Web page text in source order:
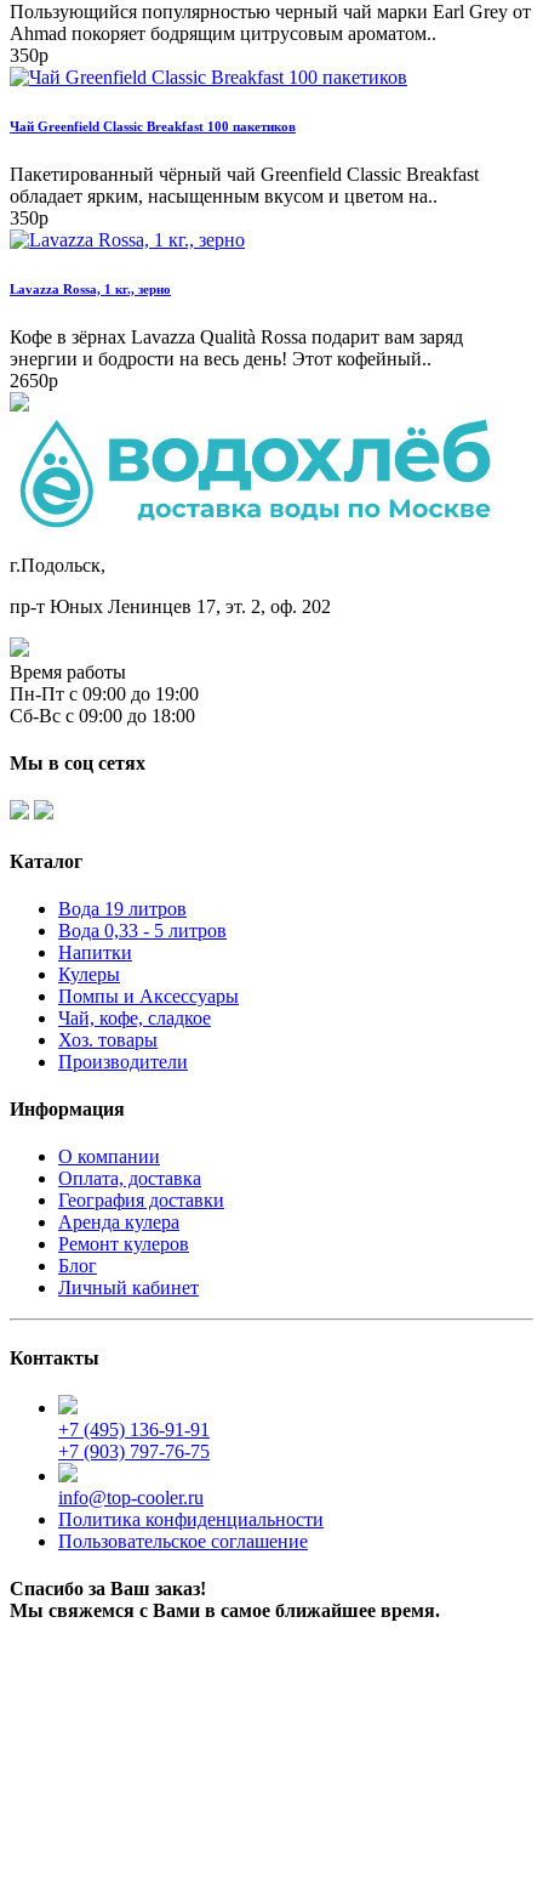
Пользующийся популярностью черный чай марки Earl Grey от
Ahmad покоряет бодрящим цитрусовым ароматом..
350р
Чай Greenfield Classic Breakfast 100 пакетиков
Пакетированный чёрный чай Greenfield Classic Breakfast
обладает ярким, насыщенным вкусом и цветом на..
350р
Lavazza Rossa, 1 кг., зерно
Кофе в зёрнах Lavazza Qualità Rossa подарит вам заряд
энергии и бодрости на весь день! Этот кофейный..
2650р
г.Подольск,
пр-т Юных Ленинцев 17, эт. 2, оф. 202
Время работы
Пн-Пт с 09:00 до 19:00
Сб-Вс с 09:00 до 18:00
Мы в соц сетях
Каталог
Вода 19 литров
Вода 0,33 - 5 литров
Напитки
Кулеры
Помпы и Аксессуары
Чай, кофе, сладкое
Хоз. товары
Производители
Информация
О компании
Оплата, доставка
География доставки
Аренда кулера
Ремонт кулеров
Блог
Личный кабинет
Контакты
+7 (495) 136-91-91
+7 (903) 797-76-75
info@top-cooler.ru
Политика конфиденциальности
Пользовательское соглашение
Спасибо за Ваш заказ!
Мы свяжемся с Вами в самое ближайшее время.